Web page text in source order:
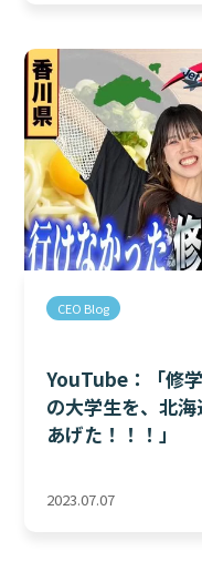
CEO Blog
YouTube：「修
の大学生を、北
あげた！！！」
2023.07.07